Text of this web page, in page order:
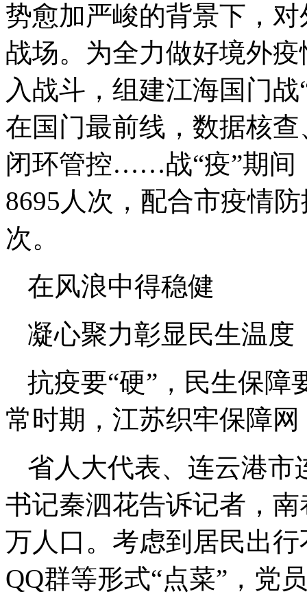
势愈加严峻的背景下，
战场。为全力做好境外
入战斗，组建江海国门
在国门最前线，数据核
闭环管控……战“疫”期间
8695人次，配合市疫情
次。
在风浪中得稳健
凝心聚力彰显民生温度
抗疫要“硬”，民生保障
常时期，江苏织牢保障
省人大代表、连云港市
书记秦泗花告诉记者，
万人口。考虑到居民出
QQ群等形式“点菜”，党